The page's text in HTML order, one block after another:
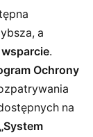
a
.
Ochrony
na
„System